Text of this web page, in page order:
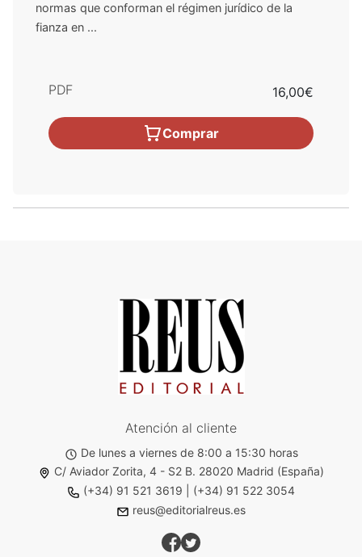
normas que conforman el régimen jurídico de la
fianza en ...
PDF 16,00€
Comprar
Atención al cliente
De lunes a viernes de 8:00 a 15:30 horas
C/ Aviador Zorita, 4 - S2 B. 28020 Madrid (España)
(+34) 91 521 3619
(+34) 91 522 3054
reus@editorialreus.es